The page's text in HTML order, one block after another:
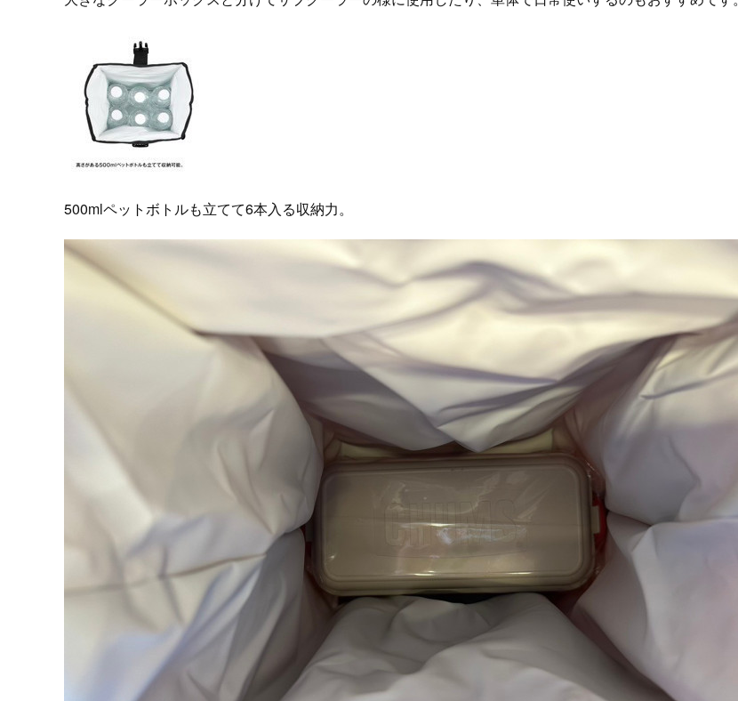
500mlペットボトルも立てて6本入る収納力。